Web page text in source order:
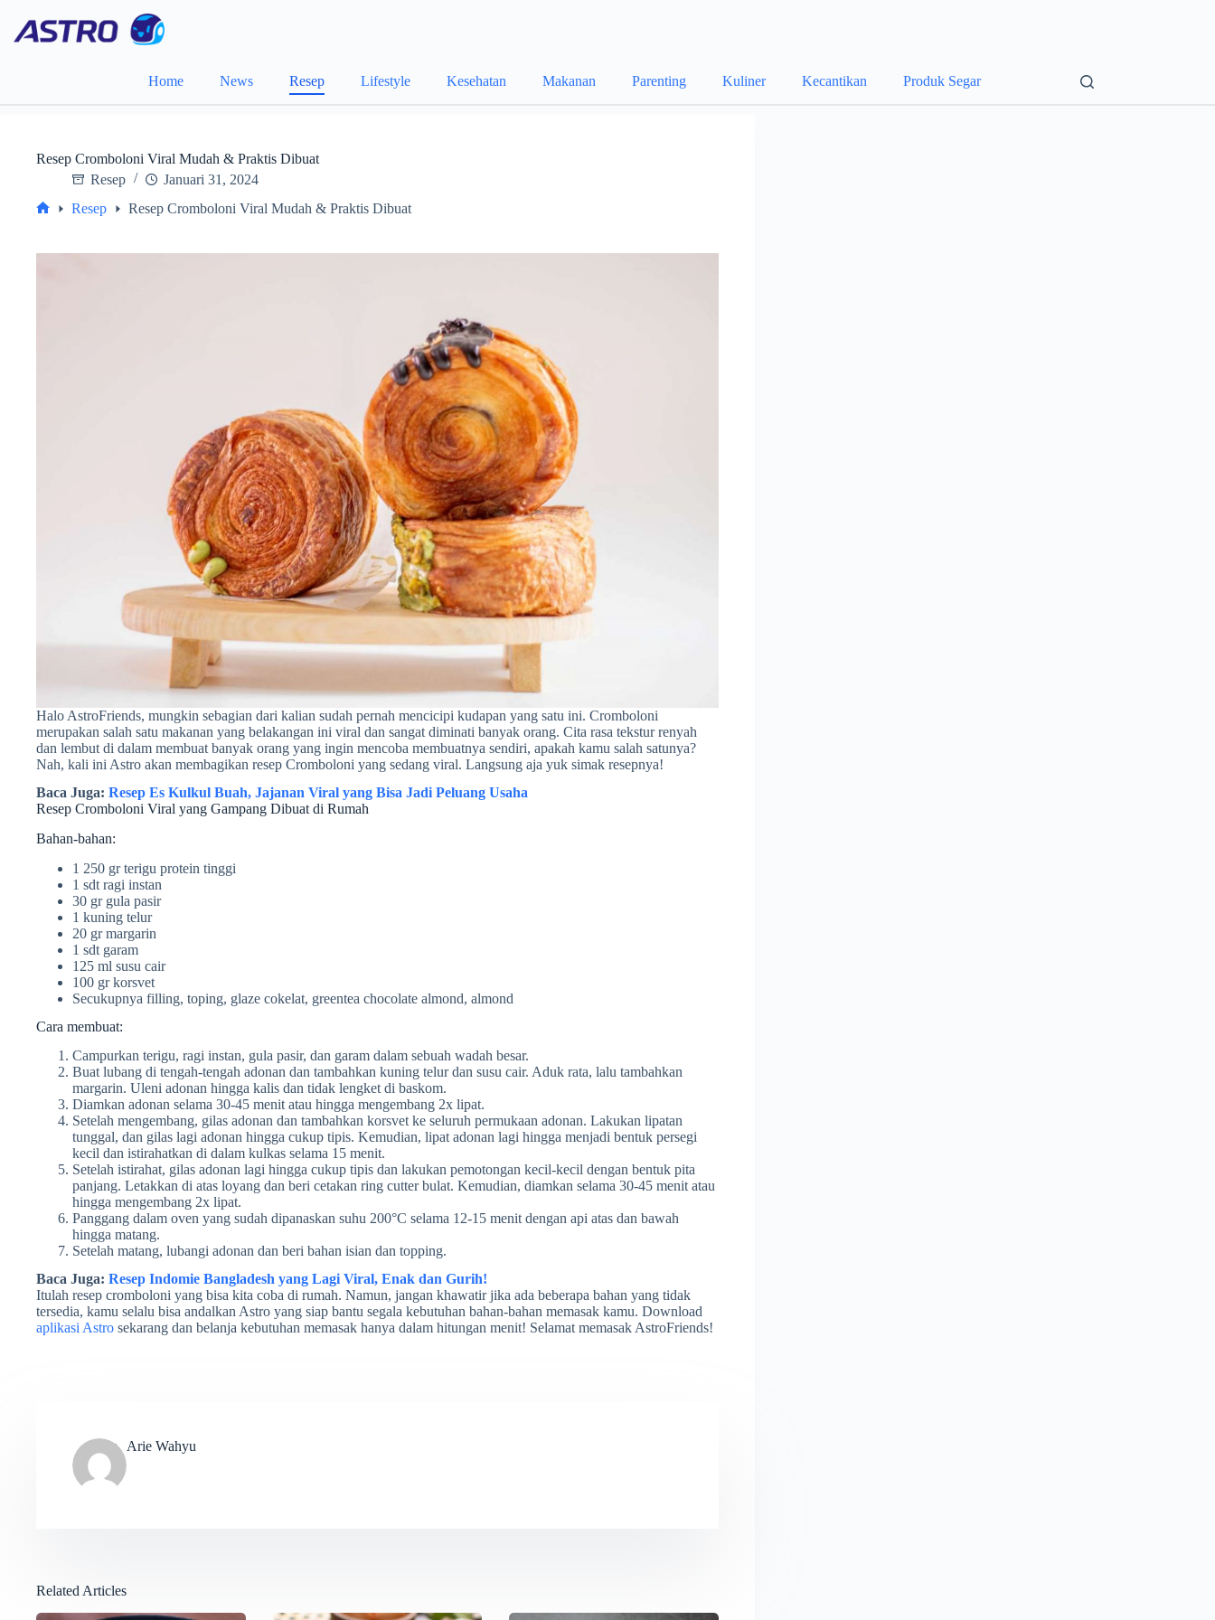
content
Home News Resep Lifestyle Kesehatan Makanan Parenting Kuliner Kecantikan Produk Segar
Resep Cromboloni Viral Mudah & Praktis Dibuat
Resep
Januari 31, 2024
Resep Resep Cromboloni Viral Mudah & Praktis Dibuat
Halo AstroFriends, mungkin sebagian dari kalian sudah pernah mencicipi kudapan yang satu ini. Cromboloni
merupakan salah satu makanan yang belakangan ini viral dan sangat diminati banyak orang. Cita rasa tekstur renyah
dan lembut di dalam membuat banyak orang yang ingin mencoba membuatnya sendiri, apakah kamu salah satunya?
Nah, kali ini Astro akan membagikan resep Cromboloni yang sedang viral. Langsung aja yuk simak resepnya!
Baca Juga: Resep Es Kulkul Buah, Jajanan Viral yang Bisa Jadi Peluang Usaha
Resep Cromboloni Viral yang Gampang Dibuat di Rumah
Bahan-bahan:
1 250 gr terigu protein tinggi
1 sdt ragi instan
30 gr gula pasir
1 kuning telur
20 gr margarin
1 sdt garam
125 ml susu cair
100 gr korsvet
Secukupnya filling, toping, glaze cokelat, greentea chocolate almond, almond
Cara membuat:
Campurkan terigu, ragi instan, gula pasir, dan garam dalam sebuah wadah besar.
Buat lubang di tengah-tengah adonan dan tambahkan kuning telur dan susu cair. Aduk rata, lalu tambahkan
margarin. Uleni adonan hingga kalis dan tidak lengket di baskom.
Diamkan adonan selama 30-45 menit atau hingga mengembang 2x lipat.
Setelah mengembang, gilas adonan dan tambahkan korsvet ke seluruh permukaan adonan. Lakukan lipatan
tunggal, dan gilas lagi adonan hingga cukup tipis. Kemudian, lipat adonan lagi hingga menjadi bentuk persegi
kecil dan istirahatkan di dalam kulkas selama 15 menit.
Setelah istirahat, gilas adonan lagi hingga cukup tipis dan lakukan pemotongan kecil-kecil dengan bentuk pita
panjang. Letakkan di atas loyang dan beri cetakan ring cutter bulat. Kemudian, diamkan selama 30-45 menit atau
hingga mengembang 2x lipat.
Panggang dalam oven yang sudah dipanaskan suhu 200°C selama 12-15 menit dengan api atas dan bawah
hingga matang.
Setelah matang, lubangi adonan dan beri bahan isian dan topping.
Baca Juga: Resep Indomie Bangladesh yang Lagi Viral, Enak dan Gurih!
Itulah resep cromboloni yang bisa kita coba di rumah. Namun, jangan khawatir jika ada beberapa bahan yang tidak
tersedia, kamu selalu bisa andalkan Astro yang siap bantu segala kebutuhan bahan-bahan memasak kamu. Download
aplikasi Astro sekarang dan belanja kebutuhan memasak hanya dalam hitungan menit! Selamat memasak AstroFriends!
Arie Wahyu
Related Articles